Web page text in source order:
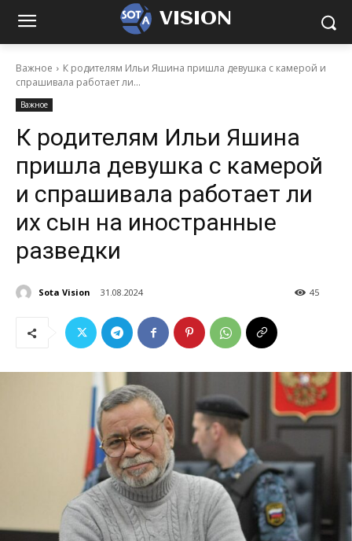
VISION
Важное
К родителям Ильи Яшина пришла девушка с камерой и
спрашивала работает ли...
Важное
К родителям Ильи Яшина
пришла девушка с камерой
и спрашивала работает ли
их сын на иностранные
разведки
Sota Vision 31.08.2024 45